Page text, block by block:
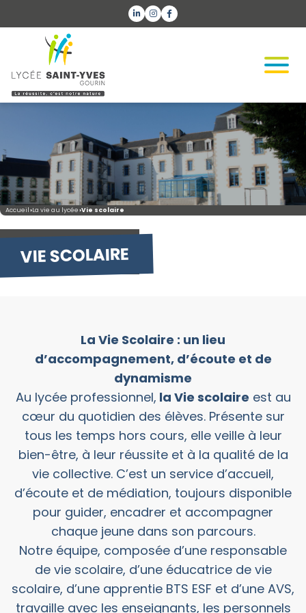
Accueil›La vie au lycée›Vie scolaire
VIE SCOLAIRE
La Vie Scolaire : un lieu
d’accompagnement, d’écoute et de
dynamisme
Au lycée professionnel, la Vie scolaire est au
cœur du quotidien des élèves. Présente sur
tous les temps hors cours, elle veille à leur
bien-être, à leur réussite et à la qualité de la
vie collective. C’est un service d’accueil,
d’écoute et de médiation, toujours disponible
pour guider, encadrer et accompagner
chaque jeune dans son parcours.
Notre équipe, composée d’une responsable
de vie scolaire, d’une éducatrice de vie
scolaire, d’une apprentie BTS ESF et d’une AVS,
travaille avec les enseignants, les personnels